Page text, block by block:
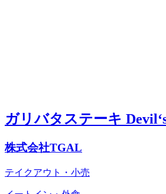
ガリバタステーキ
株式会社TGAL
テイクアウト・小売